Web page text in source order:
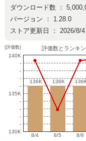
ダウンロード数 ：
バージョン ： 1.28.0
ストア更新日 ： 2026/8/4
(評価数)
140K
-
-
-
-
135K
-
-
-
-
130K
評価数とランキ
136K
136K 136K
136K
8/4 8/5 8/6